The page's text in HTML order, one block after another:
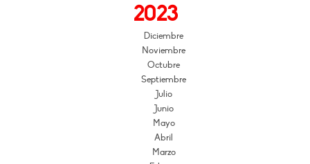
2023
Diciembre
Noviembre
Octubre
Septiembre
Julio
Junio
Mayo
Abril
Marzo